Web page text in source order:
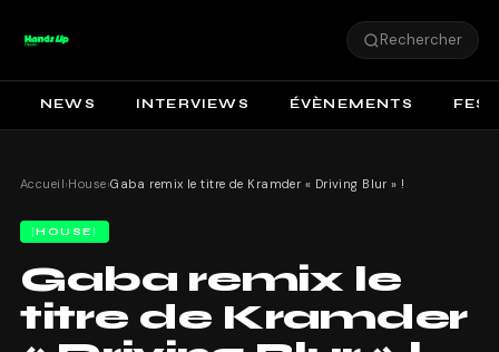
Rechercher
NEWS INTERVIEWS ÉVÈNEMENTS
Accueil›House›Gaba remix le titre de Kramder « Driving Blur » !
HOUSE
Gaba remix le
titre de Kramder